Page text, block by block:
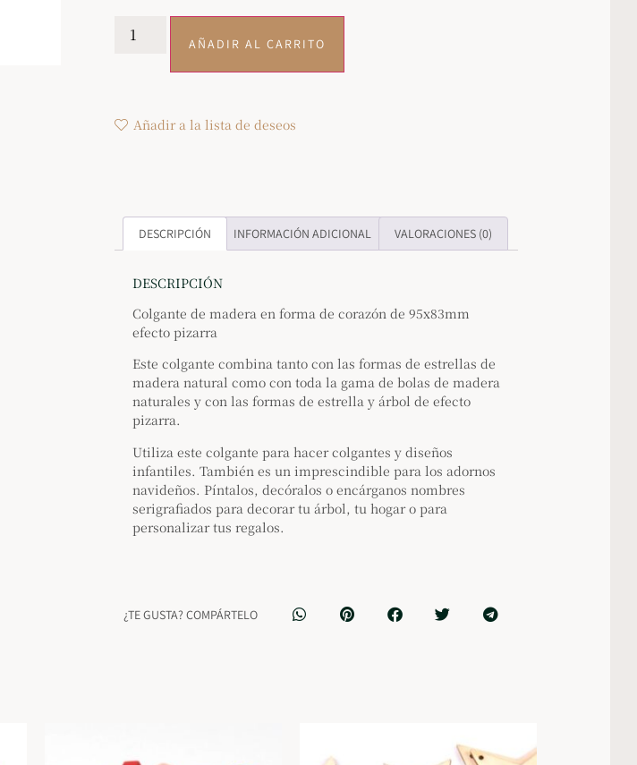
AÑADIR AL CARRITO
Añadir a la lista de deseos
DESCRIPCIÓN INFORMACIÓN ADICIONAL VALORACIONES (0)
DESCRIPCIÓN
Colgante de madera en forma de corazón de 95x83mm
efecto pizarra
Este colgante combina tanto con las formas de estrellas de
madera natural como con toda la gama de bolas de madera
naturales y con las formas de estrella y árbol de efecto
pizarra.
Utiliza este colgante para hacer colgantes y diseños
infantiles. También es un imprescindible para los adornos
navideños. Píntalos, decóralos o encárganos nombres
serigrafiados para decorar tu árbol, tu hogar o para
personalizar tus regalos.
¿TE GUSTA? COMPÁRTELO